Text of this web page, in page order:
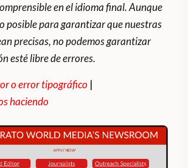
en el idioma final. Aunque
posible para garantizar que nuestras
precisas, no podemos garantizar
esté libre de errores.
o error tipográfico |
haciendo